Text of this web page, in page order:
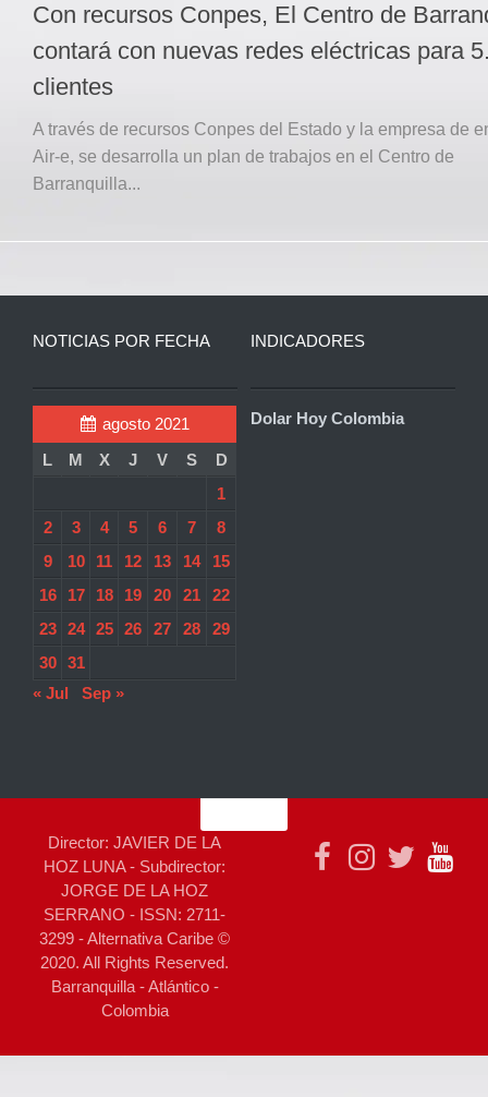
Con recursos Conpes, El Centro de
contará con nuevas redes eléctricas para
clientes
A través de recursos Conpes del Estado y la empresa de
Air-e, se desarrolla un plan de trabajos en el Centro de
Barranquilla...
NOTICIAS POR FECHA
agosto 2021
L
M X J V S
D
1
2
3 4 5 6 7
8
9
10 11 12 13 14
15
16
17 18 19 20 21
22
23
24 25 26 27 28
29
30
31
« Jul
Sep »
INDICADORES
Dolar Hoy Colombia
Director: JAVIER DE LA
HOZ LUNA - Subdirector:
JORGE DE LA HOZ
SERRANO - ISSN: 2711-
3299 - Alternativa Caribe ©
2020. All Rights Reserved.
Barranquilla - Atlántico -
Colombia